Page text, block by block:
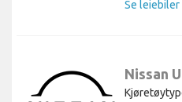
Se leiebiler
Nissan